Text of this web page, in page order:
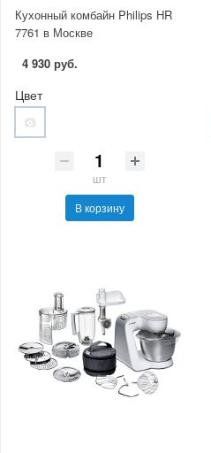
Кухонный комбайн Philips HR
7761 в Москве
4 930 руб.
Цвет
шт
В корзину